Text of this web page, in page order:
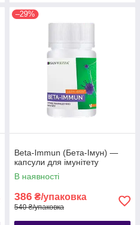
–29%
Beta-Immun (Бета-Імун) —
капсули для імунітету
В наявності
386 ₴/упаковка
540 ₴/упаковка